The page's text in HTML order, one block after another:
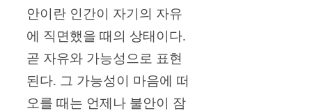
안이란 인간이 자기의 자유
에 직면했을 때의 상태이다.
곧 자유와 가능성으로 표현
된다. 그 가능성이 마음에 떠
오를 때는 언제나 불안이 잠